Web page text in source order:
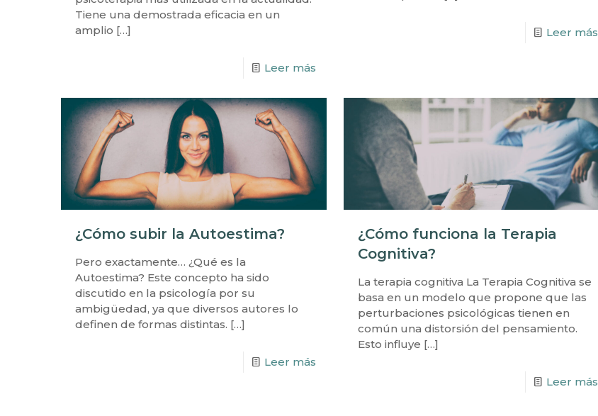
Tiene una demostrada eficacia en un
amplio […]
Leer más
Leer más
¿Cómo subir la Autoestima?
Pero exactamente… ¿Qué es la
Autoestima? Este concepto ha sido
discutido en la psicología por su
ambigüedad, ya que diversos autores lo
definen de formas distintas. […]
Leer más
¿Cómo funciona la Terapia
Cognitiva?
La terapia cognitiva La Terapia Cognitiva se
basa en un modelo que propone que las
perturbaciones psicológicas tienen en
común una distorsión del pensamiento.
Esto influye […]
Leer más